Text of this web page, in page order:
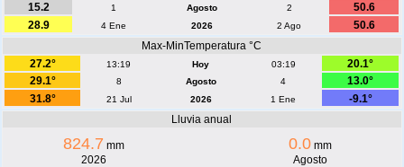
15.2
1 Agosto 2
50.6
28.9
4 Ene 2026 2 Ago
50.6
Max-MinTemperatura °C
27.2°
13:19 Hoy 03:19
20.1°
29.1°
8 Agosto 4
13.0°
31.8°
21 Jul 2026 1 Ene
-9.1°
Lluvia anual
824.7 mm
2026
0.0mm
Agosto